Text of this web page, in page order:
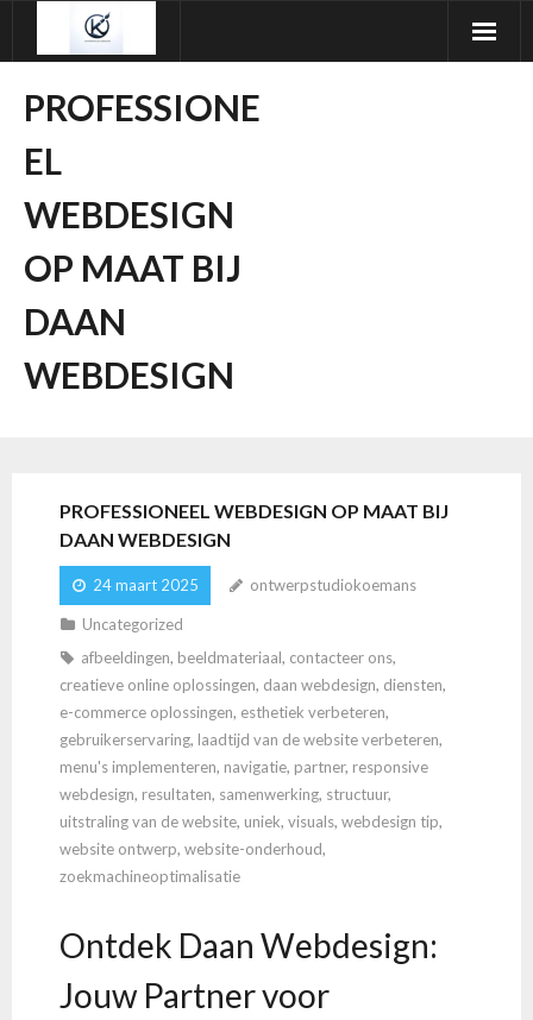
inhoudPROFESSIONE
EL
WEBDESIGN
OP MAAT BIJ
DAAN
WEBDESIGN
PROFESSIONEEL WEBDESIGN OP MAAT BIJ
DAAN WEBDESIGN
24 maart 2025 ontwerpstudiokoemans
Uncategorized
afbeeldingen, beeldmateriaal, contacteer ons,
creatieve online oplossingen, daan webdesign, diensten,
e-commerce oplossingen, esthetiek verbeteren,
gebruikerservaring, laadtijd van de website verbeteren,
menu's implementeren, navigatie, partner, responsive
webdesign, resultaten, samenwerking, structuur,
uitstraling van de website, uniek, visuals, webdesign tip,
website ontwerp, website-onderhoud,
zoekmachineoptimalisatie
Ontdek Daan Webdesign:
Jouw Partner voor